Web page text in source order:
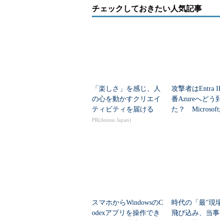
チェックしておきたい人気記事
「楽しさ」を感じ、人
の心を動かすクリエイ
ティビティを届ける
PR(dentsu Japan)
攻撃者はEntra
番Azureへどう
た？ Microsoft
スマホからWindowsのC
odexアプリを操作でき
時代の「最"現
飛び込み、当